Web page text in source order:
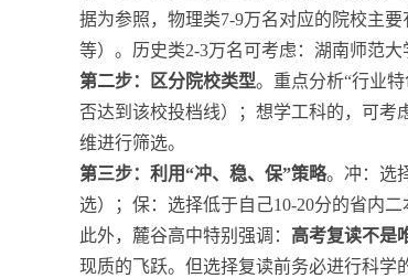
据为参照，物理类7-9万名对应的院校主
等）。历史类2-3万名可考虑：湖南师范
第二步：区分院校类型。重点分析“行业
否达到该校投档线）；想学工科的，可考
维进行筛选。
第三步：利用“冲、稳、保”策略。冲：选
选）；保：选择低于自己10-20分的省内
此外，麓谷高中特别强调： 高考复读不是
现质的飞跃。但选择复读前务必进行科学